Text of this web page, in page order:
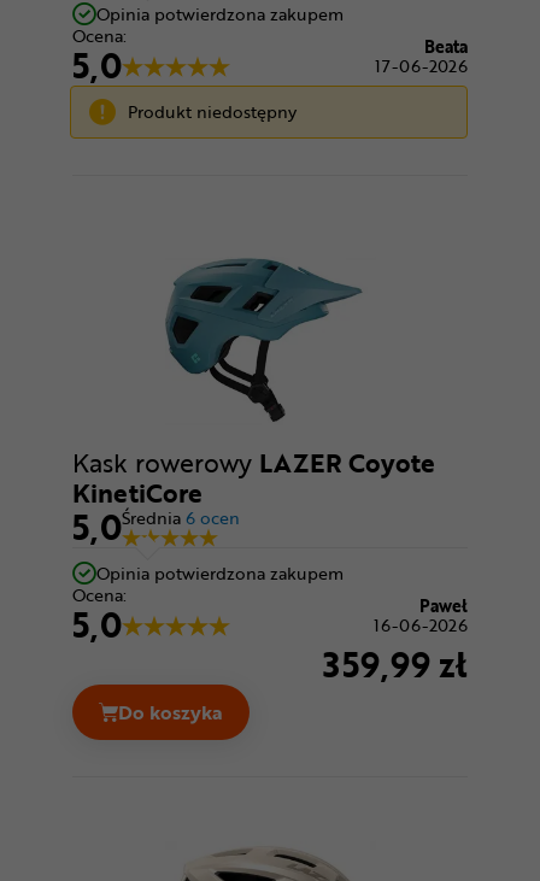
Opinia potwierdzona zakupem
Ocena:
5,0 Beata
17-06-2026
Produkt niedostępny
Kask rowerowy LAZER Coyote
KinetiCore
5,0Średnia6 ocen
Opinia potwierdzona zakupem
Ocena:
5,0 Paweł
16-06-2026
359,99 zł
Do koszyka
Kask rowerowy LAZER Coyote